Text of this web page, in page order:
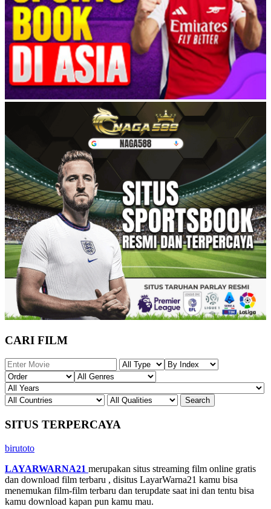
CARI FILM
SITUS TERPERCAYA
birutoto
LAYARWARNA21 merupakan situs streaming film online gratis
dan download film terbaru , disitus LayarWarna21 kamu bisa
menemukan film-film terbaru dan terupdate saat ini dan tentu bisa
kamu download kapan pun kamu mau.